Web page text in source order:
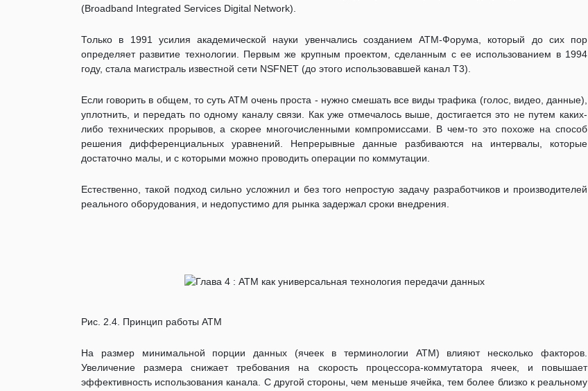
(Broadband Integrated Services Digital Network).
Только в 1991 усилия академической науки увенчались созданием АТМ-Форума, который до сих пор
определяет развитие технологии. Первым же крупным проектом, сделанным с ее использованием в 1994
году, стала магистраль известной сети NSFNET (до этого использовавшей канал Т3).
Если говорить в общем, то суть АТМ очень проста - нужно смешать все виды трафика (голос, видео, данные),
уплотнить, и передать по одному каналу связи. Как уже отмечалось выше, достигается это не путем каких-
либо технических прорывов, а скорее многочисленными компромиссами. В чем-то это похоже на способ
решения дифференциальных уравнений. Непрерывные данные разбиваются на интервалы, которые
достаточно малы, и с которыми можно проводить операции по коммутации.
Естественно, такой подход сильно усложнил и без того непростую задачу разработчиков и производителей
реального оборудования, и недопустимо для рынка задержал сроки внедрения.
Рис. 2.4. Принцип работы АТМ
На размер минимальной порции данных (ячеек в терминологии АТМ) влияют несколько факторов.
Увеличение размера снижает требования на скорость процессора-коммутатора ячеек, и повышает
эффективность использования канала. С другой стороны, чем меньше ячейка, тем более близко к реальному